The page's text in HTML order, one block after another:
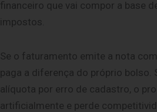
financeiro que vai compor a base
impostos.
Se o faturamento emite a nota
paga a diferença do próprio bolso.
alíquota por erro de cadastro, o
artificialmente e perde